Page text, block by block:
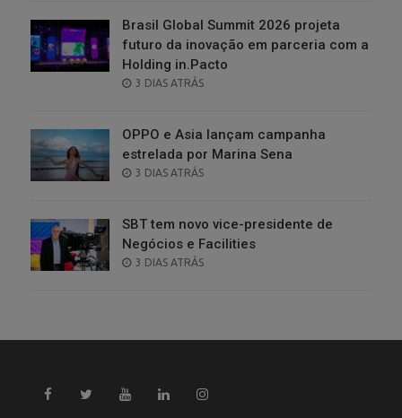
Brasil Global Summit 2026 projeta
futuro da inovação em parceria com a
Holding in.Pacto
POSTED
3 DIAS ATRÁS
OPPO e Asia lançam campanha
estrelada por Marina Sena
POSTED
3 DIAS ATRÁS
SBT tem novo vice-presidente de
Negócios e Facilities
POSTED
3 DIAS ATRÁS